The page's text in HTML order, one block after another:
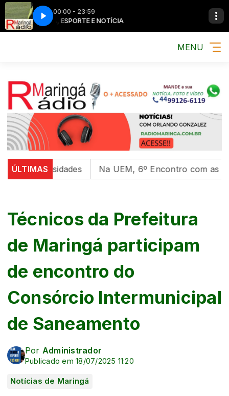
00:00 - 23:59
MÚSICA, ESPORTE E NOTÍCIA MÚSICA,
MENU
ÚLTIMAS Na UEM, 6º Encontro com as
Técnicos da Prefeitura
de Maringá participam
de encontro do
Consórcio Intermunicipal
de Saneamento
Por Administrador
Publicado em 18/07/2025 11:20
Notícias de Maringá